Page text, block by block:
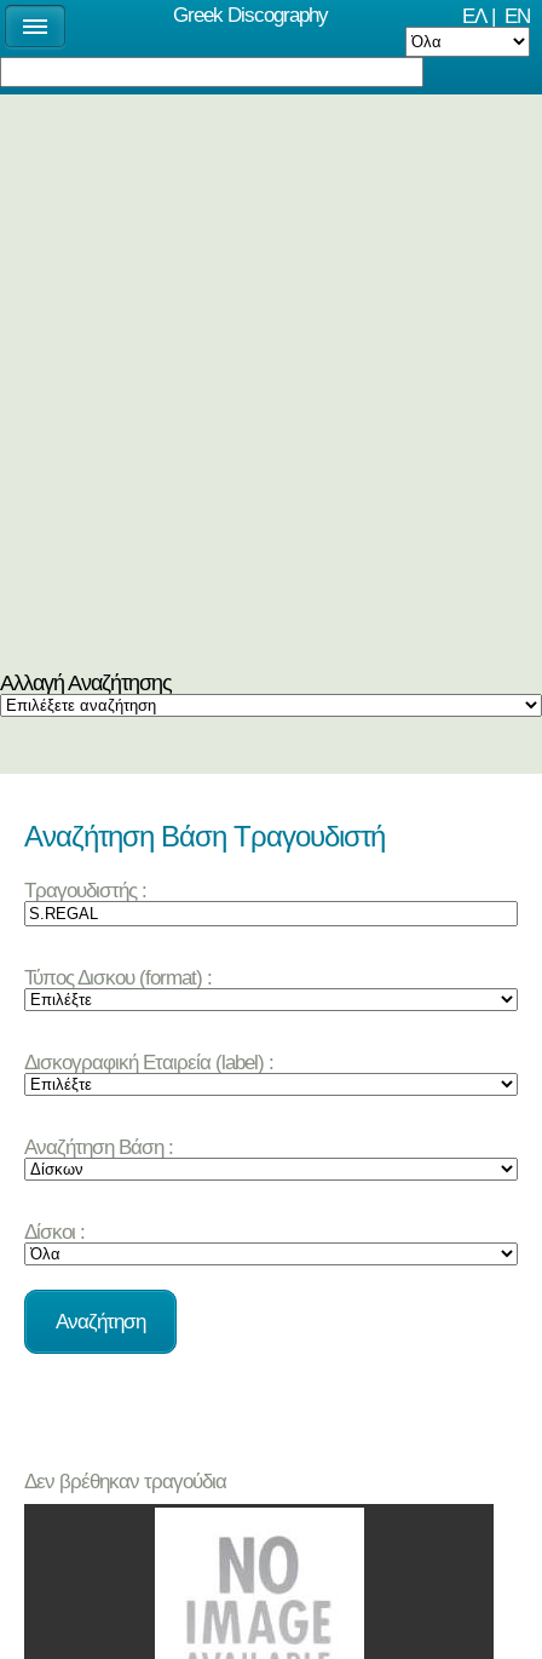
ΕΛ| EN
Αλλαγή Αναζήτησης
Αναζήτηση Βάση Τραγουδιστή
Τραγουδιστής :
Τύπος Δισκου (format) :
Δισκογραφική Εταιρεία (label) :
Αναζήτηση Βάση :
Δίσκοι :
Δεν βρέθηκαν τραγούδια
Greek Discography